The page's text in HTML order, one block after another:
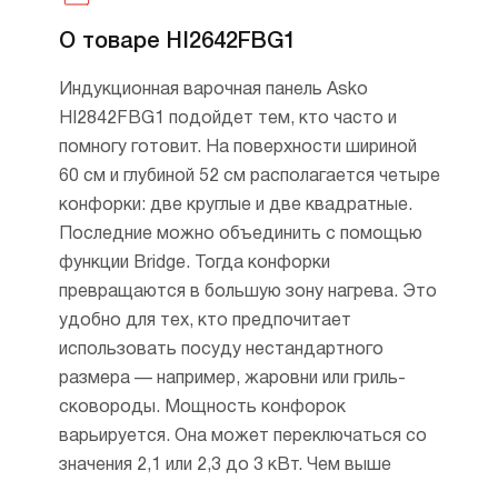
О товаре HI2642FBG1
Индукционная варочная панель Asko
HI2842FBG1 подойдет тем, кто часто и
помногу готовит. На поверхности шириной
60 см и глубиной 52 см располагается четыре
конфорки: две круглые и две квадратные.
Последние можно объединить с помощью
функции Bridge. Тогда конфорки
превращаются в большую зону нагрева. Это
удобно для тех, кто предпочитает
использовать посуду нестандартного
размера — например, жаровни или гриль-
сковороды. Мощность конфорок
варьируется. Она может переключаться со
значения 2,1 или 2,3 до 3 кВт. Чем выше